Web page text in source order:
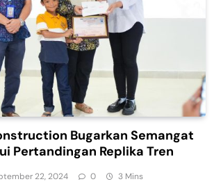
Bugarkan Semangat
Pertandingan Replika Tren
22, 2024 0 3 Mins